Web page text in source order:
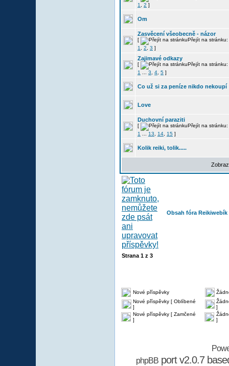
1
2 ]
Om
Zasvěcení všeobecně - názor
[
Přejít na stránku:
1
2 3 ]
Zajimavé odkazy
[
Přejít na stránku:
1
3 4 5 ]
Co už si za peníze nikdo nekoupí
Love
Duchovní paraziti
[
Přejít na stránku:
1
13 14 15 ]
Kolik reiki, tolik.....
Obsah fóra Reikiwebík
Strana 1 z 3
Nové příspěvky
Nové příspěvky [ Oblíbené
]
]
Nové příspěvky [ Zamčené
]
]
phpBBport v2.0.7